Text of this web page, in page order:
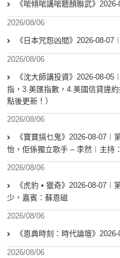
《啱傾啱講啱聽顏聯武》
2026/08/06
《日本咒怨凶間》2026-08-
2026/08/06
《沈大師講投資》2026-08-
指，3.美匯指數，4.美國信貸違
點後更新！）
2026/08/06
《寶寶搞乜鬼》2026-08-
怡，佢係獨立歌手 – 李然︱主
2026/08/06
《虎豹 • 獵奇》2026-08-
少，嘉賓：蘇恩磁
2026/08/06
《恩典時刻：時代論壇》
2026/08/06